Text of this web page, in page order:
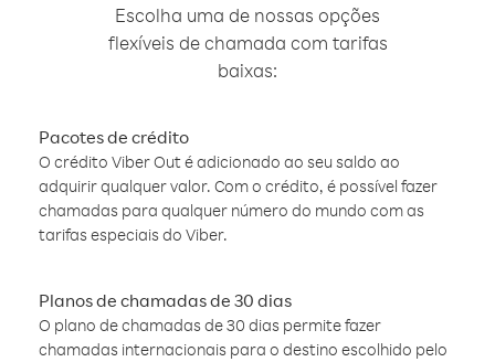
Escolha uma de nossas opções
flexíveis de chamada com tarifas
baixas:
Pacotes de crédito
O crédito Viber Out é adicionado ao seu saldo ao
adquirir qualquer valor. Com o crédito, é possível fazer
chamadas para qualquer número do mundo com as
tarifas especiais do Viber.
Planos de chamadas de 30 dias
O plano de chamadas de 30 dias permite fazer
chamadas internacionais para o destino escolhido pelo